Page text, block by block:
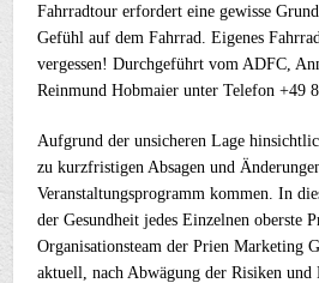
Fahrradtour erfordert eine gewisse
Gefühl auf dem Fahrrad. Eigenes
vergessen! Durchgeführt vom ADFC,
Reinmund Hobmaier unter Telefon +49
Aufgrund der unsicheren Lage
zu kurzfristigen Absagen und
Veranstaltungsprogramm kommen. In
der Gesundheit jedes Einzelnen oberste
Organisationsteam der Prien Marketing
aktuell, nach Abwägung der Risiken und